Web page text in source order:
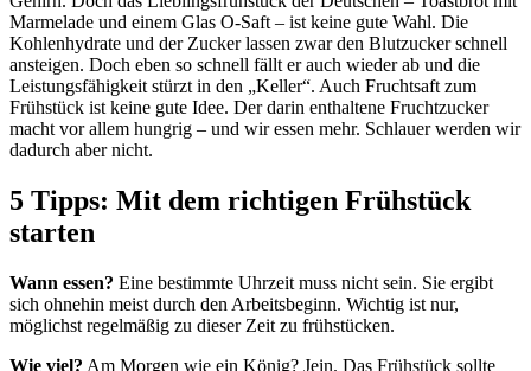
Marmelade und einem Glas O-Saft – ist keine gute Wahl. Die
Kohlenhydrate und der Zucker lassen zwar den Blutzucker schnell
ansteigen. Doch eben so schnell fällt er auch wieder ab und die
Leistungsfähigkeit stürzt in den „Keller“. Auch Fruchtsaft zum
Frühstück ist keine gute Idee. Der darin enthaltene Fruchtzucker
macht vor allem hungrig – und wir essen mehr. Schlauer werden wir
dadurch aber nicht.
5 Tipps: Mit dem richtigen Frühstück
starten
Wann essen? Eine bestimmte Uhrzeit muss nicht sein. Sie ergibt
sich ohnehin meist durch den Arbeitsbeginn. Wichtig ist nur,
möglichst regelmäßig zu dieser Zeit zu frühstücken.
Wie viel? Am Morgen wie ein König? Jein. Das Frühstück sollte